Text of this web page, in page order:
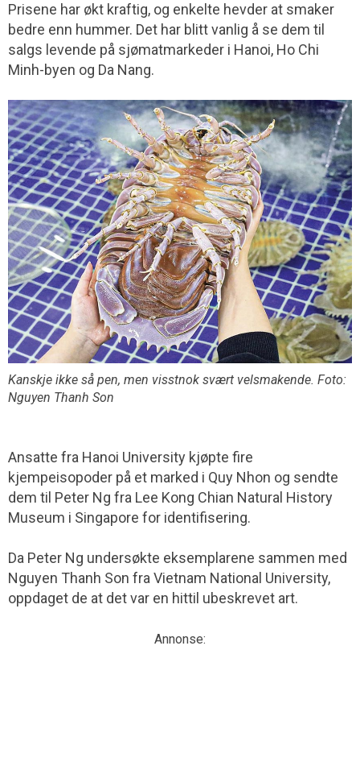
Prisene har økt kraftig, og enkelte hevder at smaker
bedre enn hummer. Det har blitt vanlig å se dem til
salgs levende på sjømatmarkeder i Hanoi, Ho Chi
Minh-byen og Da Nang.
Kanskje ikke så pen, men visstnok svært velsmakende. Foto:
Nguyen Thanh Son
Ansatte fra Hanoi University kjøpte fire
kjempeisopoder på et marked i Quy Nhon og sendte
dem til Peter Ng fra Lee Kong Chian Natural History
Museum i Singapore for identifisering.
Da Peter Ng undersøkte eksemplarene sammen med
Nguyen Thanh Son fra Vietnam National University,
oppdaget de at det var en hittil ubeskrevet art.
Annonse: